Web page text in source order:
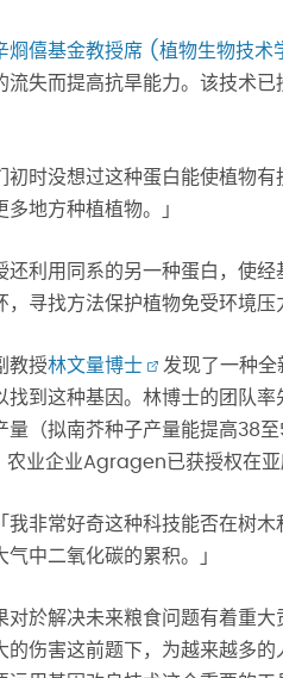
烱僖基金教授席 (植物生物技术
流失而提高抗旱能力。该技术
初时没想过这种蛋白能使植物
多地方种植植物。」
还利用同系的另一种蛋白，使
，寻找方法保护植物免受环境压
教授林文量博士
发现了一种全
找到这种基因。林博士的团队
量（拟南芥种子产量能提高38
业企业Agragen已获授权在亚
我非常好奇这种科技能否在树
气中二氧化碳的累积。」
对於解决未来粮食问题有着重
的伤害这前题下，为越来越多